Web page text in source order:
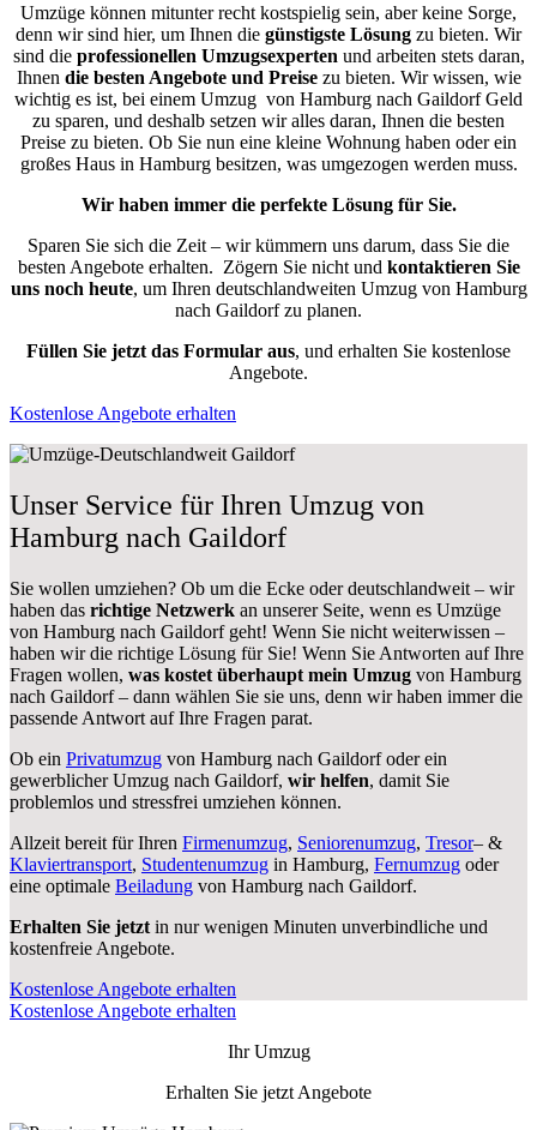
Umzüge können mitunter recht kostspielig sein, aber keine Sorge,
denn wir sind hier, um Ihnen die günstigste Lösung zu bieten. Wir
sind die professionellen Umzugsexperten und arbeiten stets daran,
Ihnen die besten Angebote und Preisezu bieten. Wir wissen, wie
wichtig es ist, bei einem Umzug von Hamburg nach Gaildorf Geld
zu sparen, und deshalb setzen wir alles daran, Ihnen die besten
Preise zu bieten. Ob Sie nun eine kleine Wohnung haben oder ein
großes Haus in Hamburg besitzen, was umgezogen werden muss.
Wir haben immer die perfekte Lösung für Sie.
Sparen Sie sich die Zeit – wir kümmern uns darum, dass Sie die
besten Angebote erhalten. Zögern Sie nicht und kontaktieren Sie
uns noch heute, um Ihren deutschlandweiten Umzug von Hamburg
nach Gaildorf zu planen.
Füllen Sie jetzt das Formular aus, und erhalten Sie kostenlose
Angebote.
Kostenlose Angebote erhalten
Unser Service für Ihren Umzug von
Hamburg nach Gaildorf
Sie wollen umziehen? Ob um die Ecke oder deutschlandweit – wir
haben das richtige Netzwerk an unserer Seite, wenn es Umzüge
von Hamburg nach Gaildorf geht! Wenn Sie nicht weiterwissen –
haben wir die richtige Lösung für Sie! Wenn Sie Antworten auf Ihre
Fragen wollen, was kostet überhaupt mein Umzug von Hamburg
nach Gaildorf – dann wählen Sie sie uns, denn wir haben immer die
passende Antwort auf Ihre Fragen parat.
Ob ein Privatumzug von Hamburg nach Gaildorf oder ein
gewerblicher Umzug nach Gaildorf, wir helfen, damit Sie
problemlos und stressfrei umziehen können.
Allzeit bereit für Ihren Firmenumzug, Seniorenumzug, Tresor– &
Klaviertransport, Studentenumzug in Hamburg, Fernumzug oder
eine optimale Beiladung von Hamburg nach Gaildorf.
Erhalten Sie jetzt in nur wenigen Minuten unverbindliche und
kostenfreie Angebote.
Kostenlose Angebote erhalten
Kostenlose Angebote erhalten
Ihr Umzug
Erhalten Sie jetzt Angebote